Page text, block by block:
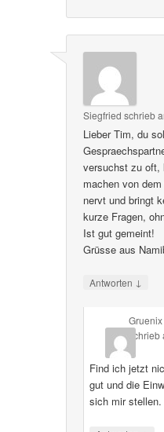
Siegfried schrieb
Lieber Tim, du
versuchst zu oft,
machen von
nervt und bringt
kurze Fragen,
Ist gut gemeint!
Grüsse aus
Antworten ↓
Gruenix
schrieb
Find ich jetzt
gut und die
sich mir stellen.